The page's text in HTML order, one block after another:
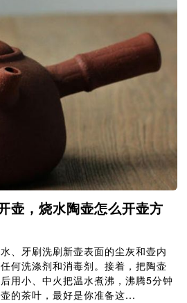
壶，烧水陶壶怎么开壶方
、牙刷洗刷新壶表面的尘灰和壶内
何洗涤剂和消毒剂。接着，把陶壶
用小、中火把温水煮沸，沸腾5分钟
的茶叶，最好是你准备这...